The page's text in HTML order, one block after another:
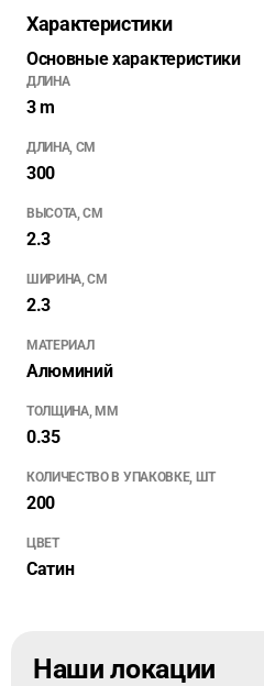
Характеристики
Основные характеристики
ДЛИНА
3 m
ДЛИНА, СМ
300
ВЫСОТА, СМ
2.3
ШИРИНА, СМ
2.3
МАТЕРИАЛ
Алюминий
ТОЛЩИНА, ММ
0.35
КОЛИЧЕСТВО В УПАКОВКЕ, ШТ
200
ЦВЕТ
Сатин
Наши локации